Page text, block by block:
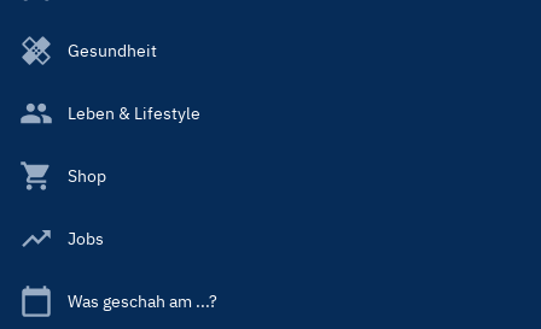
Gesundheit
Leben & Lifestyle
Shop
Jobs
Was geschah am ...?